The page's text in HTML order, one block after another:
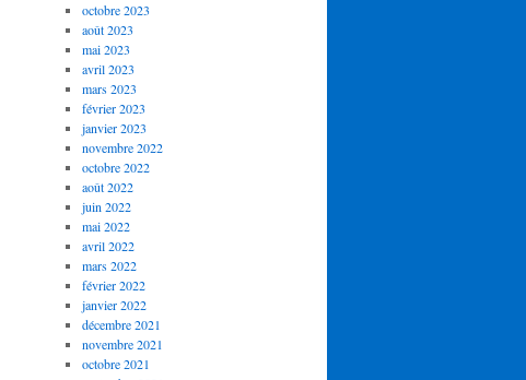
octobre 2023
août 2023
mai 2023
avril 2023
mars 2023
février 2023
janvier 2023
novembre 2022
octobre 2022
août 2022
juin 2022
mai 2022
avril 2022
mars 2022
février 2022
janvier 2022
décembre 2021
novembre 2021
octobre 2021